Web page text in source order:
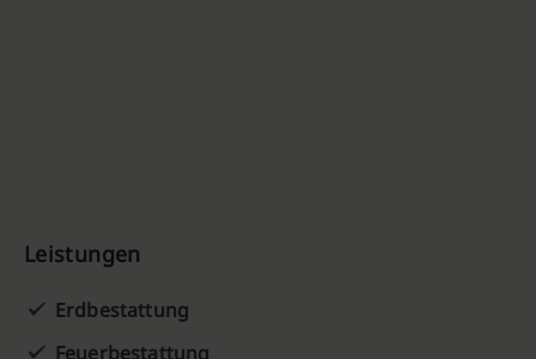
Leistungen
Erdbestattung
Feuerbestattung